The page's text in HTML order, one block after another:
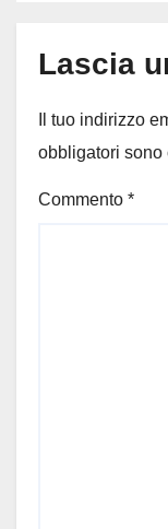
Lascia
Il tuo indirizzo
obbligatori sono
Commento *